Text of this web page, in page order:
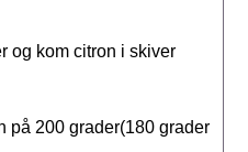
og kom citron i skiver
på 200 grader(180 grader